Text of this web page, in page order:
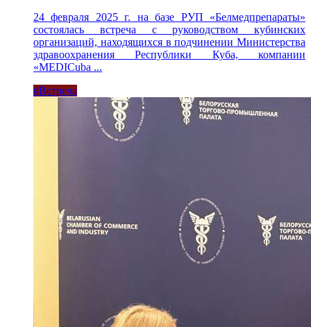
24 февраля 2025 г. на базе РУП «Белмедпрепараты»
состоялась встреча с руководством кубинских
организаций, находящихся в подчинении Министерства
здравоохранения Республики Куба, компании
«MEDICuba ...
#Встреча